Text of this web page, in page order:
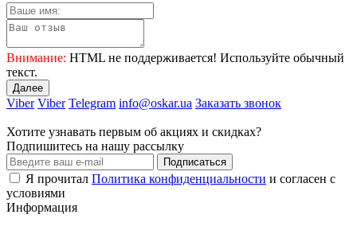
Внимание: HTML не поддерживается! Используйте обычный
текст.
Далее
Viber Viber Telegram info@oskar.ua Заказать звонок
Хотите узнавать первым об акциях и скидках?
Подпишитесь на нашу рассылку
Подписаться
Я прочитал Политика конфиденциальности и согласен с
условиями
Информация